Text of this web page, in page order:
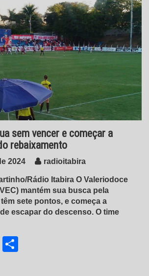
sem vencer e começar a
rebaixamento
2024 radioitabira
Rádio Itabira O Valeriodoce
mantém sua busca pela
sete pontos, e começa a
escapar do descenso. O time
Email